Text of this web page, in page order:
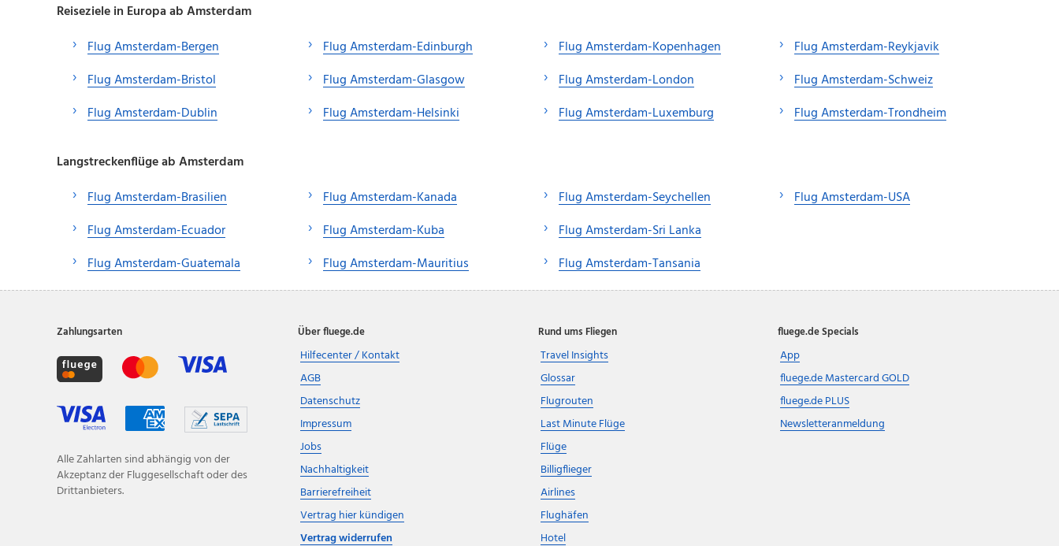
Reiseziele in Europa ab Amsterdam
Flug Amsterdam-Bergen
Flug Amsterdam-Bristol
Flug Amsterdam-Dublin
Flug Amsterdam-Edinburgh
Flug Amsterdam-Glasgow
Flug Amsterdam-Helsinki
Flug Amsterdam-Kopenhagen
Flug Amsterdam-London
Flug Amsterdam-Luxemburg
Flug Amsterdam-Reykjavik
Flug Amsterdam-Schweiz
Flug Amsterdam-Trondheim
Langstreckenflüge ab Amsterdam
Flug Amsterdam-Brasilien
Flug Amsterdam-Ecuador
Flug Amsterdam-Guatemala
Flug Amsterdam-Kanada
Flug Amsterdam-Kuba
Flug Amsterdam-Mauritius
Flug Amsterdam-Seychellen
Flug Amsterdam-Sri Lanka
Flug Amsterdam-Tansania
Flug Amsterdam-USA